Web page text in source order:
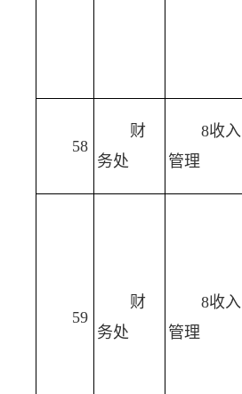
58
财
务处
8收入
管理
59
财
务处
8收入
管理